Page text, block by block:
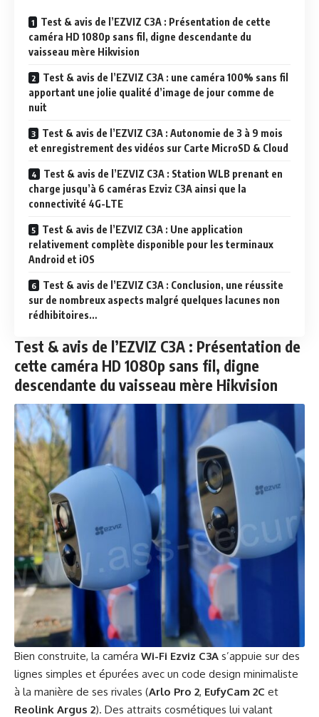
Test & avis de l’EZVIZ C3A : Présentation de cette
caméra HD 1080p sans fil, digne descendante du
vaisseau mère Hikvision
Test & avis de l’EZVIZ C3A : une caméra 100% sans fil
apportant une jolie qualité d’image de jour comme de
nuit
Test & avis de l’EZVIZ C3A : Autonomie de 3 à 9 mois
et enregistrement des vidéos sur Carte MicroSD & Cloud
Test & avis de l’EZVIZ C3A : Station WLB prenant en
charge jusqu’à 6 caméras Ezviz C3A ainsi que la
connectivité 4G-LTE
Test & avis de l’EZVIZ C3A : Une application
relativement complète disponible pour les terminaux
Android et iOS
Test & avis de l’EZVIZ C3A : Conclusion, une réussite
sur de nombreux aspects malgré quelques lacunes non
rédhibitoires…
Test & avis de l’EZVIZ C3A : Présentation de
cette caméra HD 1080p sans fil, digne
descendante du vaisseau mère Hikvision
Bien construite, la caméra Wi-Fi Ezviz C3A s’appuie sur des
lignes simples et épurées avec un code design minimaliste
à la manière de ses rivales (Arlo Pro 2, EufyCam 2C et
Reolink Argus 2). Des attraits cosmétiques lui valant